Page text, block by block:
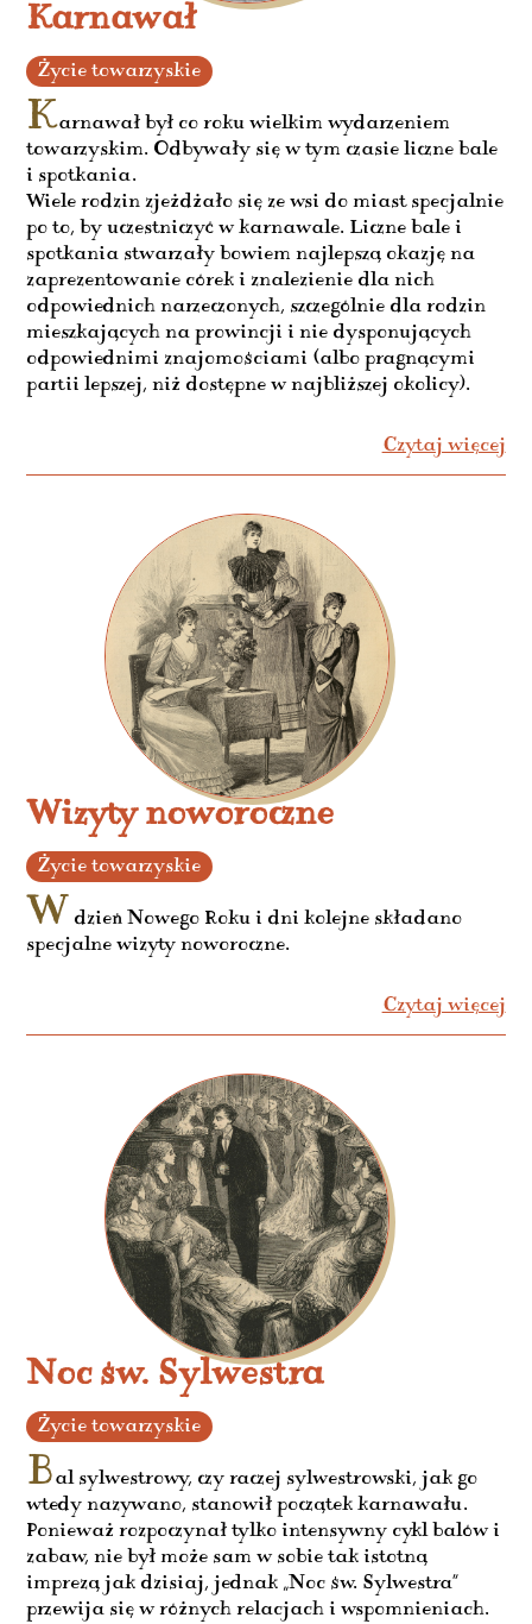
Karnawał
Życie towarzyskie
Karnawał był co roku wielkim wydarzeniem
towarzyskim. Odbywały się w tym czasie liczne bale
i spotkania.
Wiele rodzin zjeżdżało się ze wsi do miast specjalnie
po to, by uczestniczyć w karnawale. Liczne bale i
spotkania stwarzały bowiem najlepszą okazję na
zaprezentowanie córek i znalezienie dla nich
odpowiednich narzeczonych, szczególnie dla rodzin
mieszkających na prowincji i nie dysponujących
odpowiednimi znajomościami (albo pragnącymi
partii lepszej, niż dostępne w najbliższej okolicy).
Czytaj więcej
Wizyty noworoczne
Życie towarzyskie
W dzień Nowego Roku i dni kolejne składano
specjalne wizyty noworoczne.
Czytaj więcej
Noc św. Sylwestra
Życie towarzyskie
Bal sylwestrowy, czy raczej sylwestrowski, jak go
wtedy nazywano, stanowił początek karnawału.
Ponieważ rozpoczynał tylko intensywny cykl balów i
zabaw, nie był może sam w sobie tak istotną
imprezą jak dzisiaj, jednak „Noc św. Sylwestra”
przewija się w różnych relacjach i wspomnieniach.